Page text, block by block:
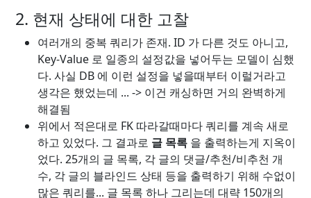
2. 현재 상태에 대한 고찰
여러개의 중복 쿼리가 존재. ID 가 다른 것도 아니고,
Key-Value 로 일종의 설정값을 넣어두는 모델이 심했
다. 사실 DB 에 이런 설정을 넣을때부터 이럴거라고
생각은 했었는데 ... -> 이건 캐싱하면 거의 완벽하게
해결됨
위에서 적은대로 FK 따라갈때마다 쿼리를 계속 새로
하고 있었다. 그 결과로 글 목록 을 출력하는게 지옥이
었다. 25개의 글 목록, 각 글의 댓글/추천/비추천 개
수, 각 글의 블라인드 상태 등을 출력하기 위해 수없이
많은 쿼리를... 글 목록 하나 그리는데 대략 150개의